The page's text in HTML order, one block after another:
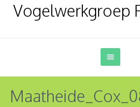
Vogelwerkgroep